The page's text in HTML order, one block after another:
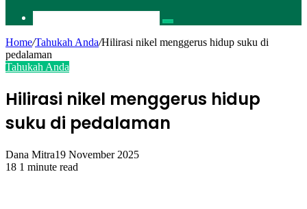
Pencarian
Home/Tahukah Anda/Hilirasi nikel menggerus hidup suku di
pedalaman
Tahukah Anda
Hilirasi nikel menggerus hidup
suku di pedalaman
Dana Mitra19 November 2025
18 1 minute read